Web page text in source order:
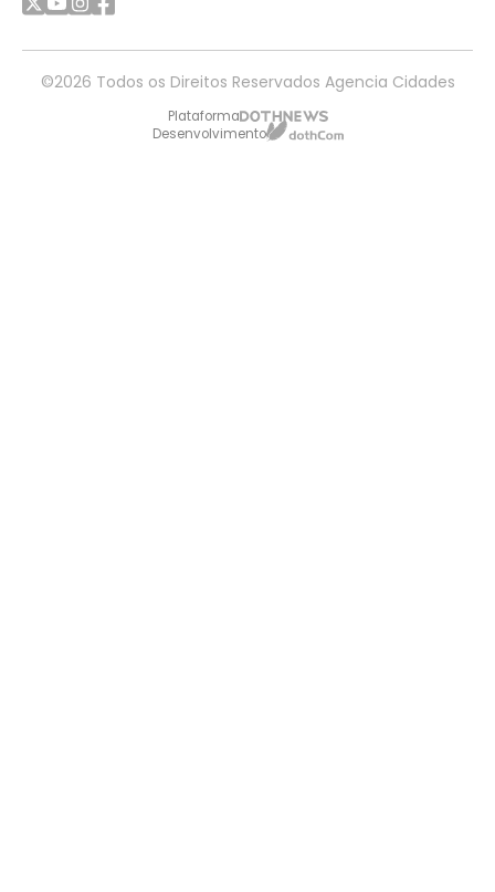
©2026 Todos os Direitos Reservados Agencia Cidades
Plataforma
Desenvolvimento